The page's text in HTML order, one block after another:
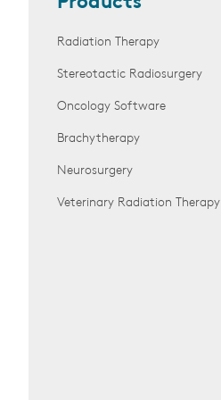
Radiation Therapy
Stereotactic Radiosurgery
Oncology Software
Brachytherapy
Neurosurgery
Veterinary Radiation Therapy